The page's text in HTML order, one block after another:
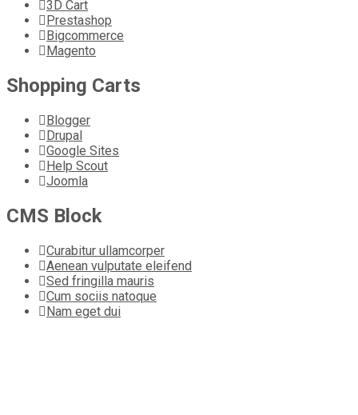
3D Cart
Prestashop
Bigcommerce
Magento
Shopping Carts
Blogger
Drupal
Google Sites
Help Scout
Joomla
CMS Block
Curabitur ullamcorper
Aenean vulputate eleifend
Sed fringilla mauris
Cum sociis natoque
Nam eget dui